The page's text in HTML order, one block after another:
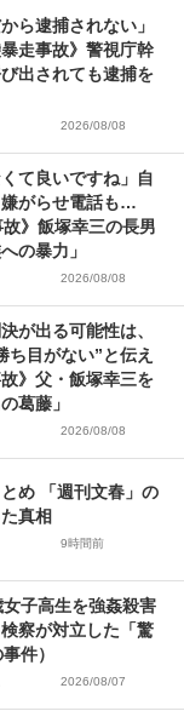
ら逮捕されない」
走事故》警視庁幹
出されても逮捕を
2026/08/08
て良いですね」自
がらせ電話も…
故》飯塚幸三の長男
の暴力」
2026/08/08
が出る可能性は、
ち目がない”と伝え
》父・飯塚幸三を
葛藤」
2026/08/08
め 「週刊文春」の
真相
9時間前
女子高生を強姦殺害
察が対立した「驚
件）
2026/08/07